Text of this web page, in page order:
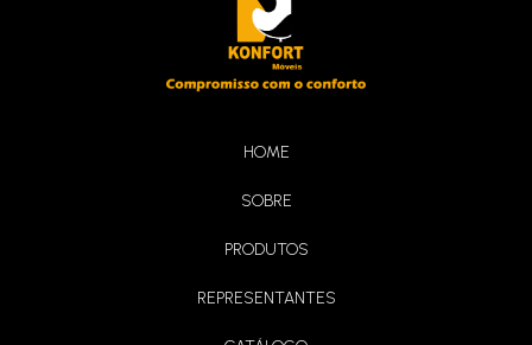
Poltrona Suiça
HOME
SOBRE
PRODUTOS
REPRESENTANTES